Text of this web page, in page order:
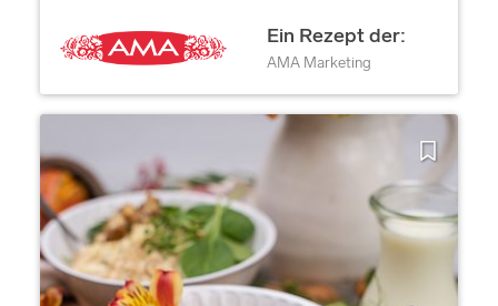
Ein Rezept der:
AMA Marketing